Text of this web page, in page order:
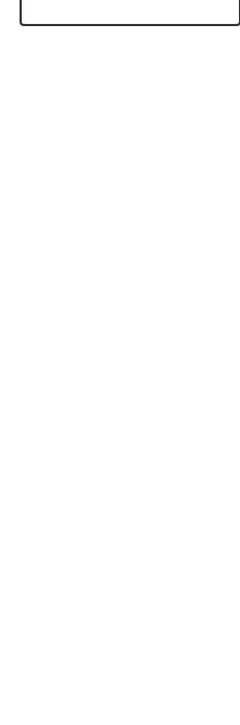
ブログでは、アフィリエイトの